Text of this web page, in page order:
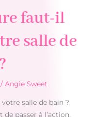
faut-il
salle de
/ Angie Sweet
salle de bain ?
passer à l’action.